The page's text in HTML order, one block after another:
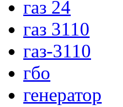
газ 24
газ 3110
газ-3110
гбо
генератор